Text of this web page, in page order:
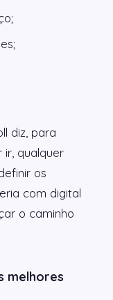
diz, para
qualquer
os
com digital
o caminho
melhores